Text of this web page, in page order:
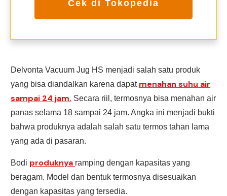
Cek di Tokopedia
Delvonta Vacuum Jug HS menjadi salah satu produk
yang bisa diandalkan karena dapat menahan suhu air
sampai 24 jam. Secara riil, termosnya bisa menahan air
panas selama 18 sampai 24 jam. Angka ini menjadi bukti
bahwa produknya adalah salah satu termos tahan lama
yang ada di pasaran.
Bodi produknya ramping dengan kapasitas yang
beragam. Model dan bentuk termosnya disesuaikan
dengan kapasitas yang tersedia.